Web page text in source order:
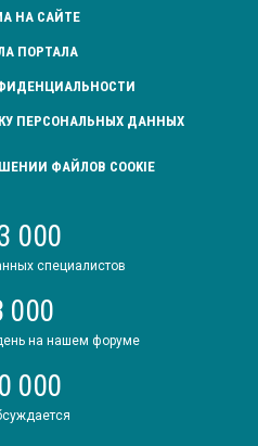
НА САЙТЕ
ПОРТАЛА
ПЕРСОНАЛЬНЫХ ДАННЫХ
ФАЙЛОВ COOKIE
000
специалистов
000
на нашем форуме
000